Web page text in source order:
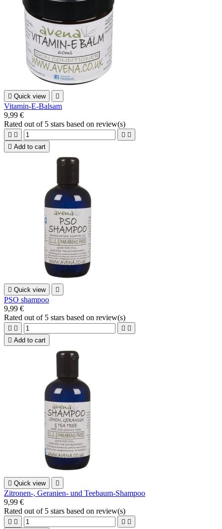
 Quick view 
Vitamin-E-Balsam
9,99 €
Rated out of 5 stars based on review(s)
   
 Add to cart
 Quick view 
PSO shampoo
9,99 €
Rated out of 5 stars based on review(s)
   
 Add to cart
 Quick view 
Zitronen-, Geranien- und Teebaum-Shampoo
9,99 €
Rated out of 5 stars based on review(s)
   